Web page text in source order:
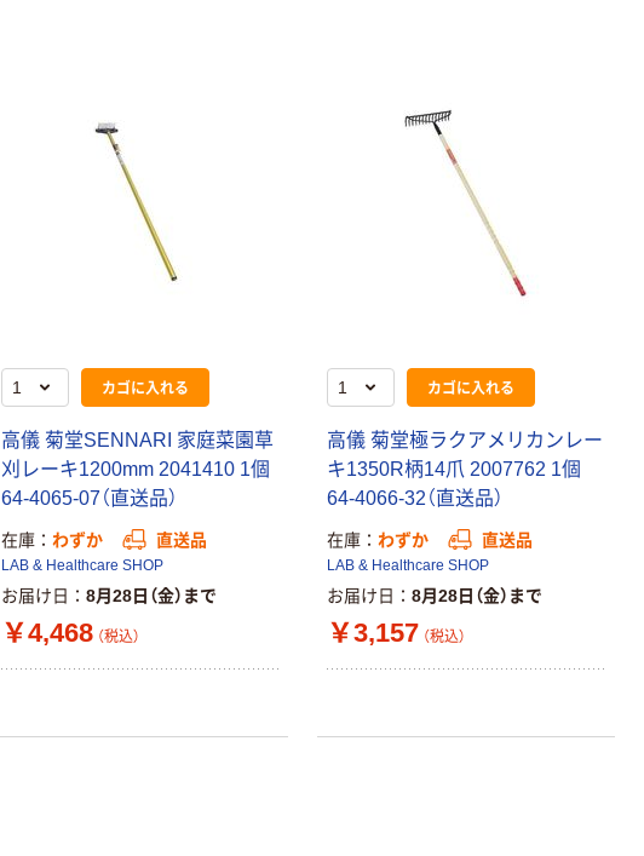
カゴに入れる
高儀 菊堂SENNARI 家庭菜園草
刈レーキ1200mm 2041410 1個
64-4065-07（直送品）
在庫 わずか 直送品
LAB & Healthcare SHOP
お届け日 8月28日（金）まで
￥4,468 （税込）
カゴに入れる
高儀 菊堂極ラクアメリカンレー
キ1350R柄14爪 2007762 1個
64-4066-32（直送品）
在庫 わずか 直送品
LAB & Healthcare SHOP
お届け日 8月28日（金）まで
￥3,157 （税込）